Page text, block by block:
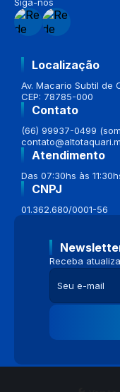
Localização
Av. Macario Subtil de
CEP: 78785-000
Contato
(66) 99937-0499
Atendimento
Das 07:30hs às
CNPJ
01.362.680/0001-56
Receba